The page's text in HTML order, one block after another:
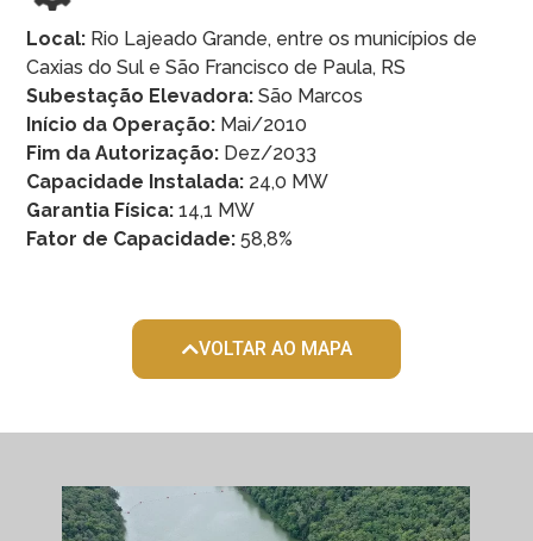
Local: Rio Lajeado Grande, entre os municípios de
Caxias do Sul e São Francisco de Paula, RS
Subestação Elevadora: São Marcos
Início da Operação: Mai/2010
Fim da Autorização: Dez/2033
Capacidade Instalada: 24,0 MW
Garantia Física:14,1 MW
Fator de Capacidade: 58,8%
VOLTAR AO MAPA